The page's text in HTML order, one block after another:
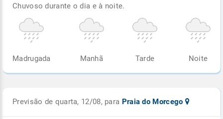
Chuvoso durante o dia e à noite.
Madrugada Manhã Tarde Noite
Previsão de quarta, 12/08, para Praia do Morcego